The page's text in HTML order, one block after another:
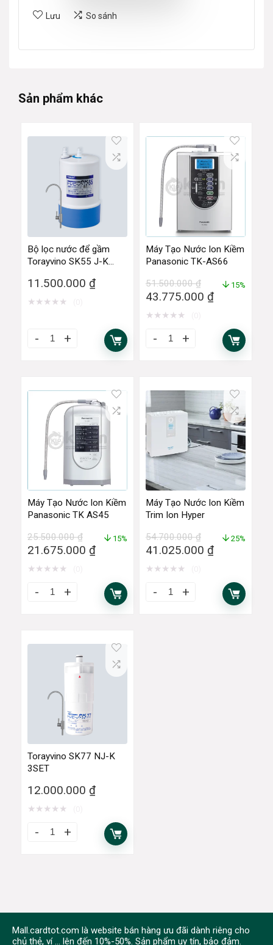
Lưu So sánh
Sản phẩm khác
Bộ lọc nước để gầm
Torayvino SK55 J-K
11.500.000 ₫
★ ★ ★ ★ ★
Máy Tạo Nước Ion Kiềm
Panasonic TK-AS66
51.500.000₫
43.775.000 ₫
15%
★ ★ ★ ★ ★
Máy Tạo Nước Ion Kiềm
Panasonic TK AS45
25.500.000₫
21.675.000 ₫
15%
★ ★ ★ ★ ★
Máy Tạo Nước Ion Kiềm
Trim Ion Hyper
54.700.000₫
41.025.000 ₫
25%
★ ★ ★ ★ ★
Torayvino SK77 NJ-K
3SET
12.000.000 ₫
★ ★ ★ ★ ★
Mall.cardtot.com là website bán hàng ưu đãi dành riêng cho
chủ thẻ, ví ... lên đến 10%-50%. Sản phẩm uy tín, bảo đảm.